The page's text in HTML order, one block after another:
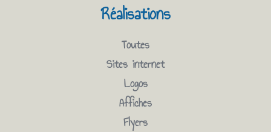
Réalisations
Toutes
Sites internet
Logos
Affiches
Flyers